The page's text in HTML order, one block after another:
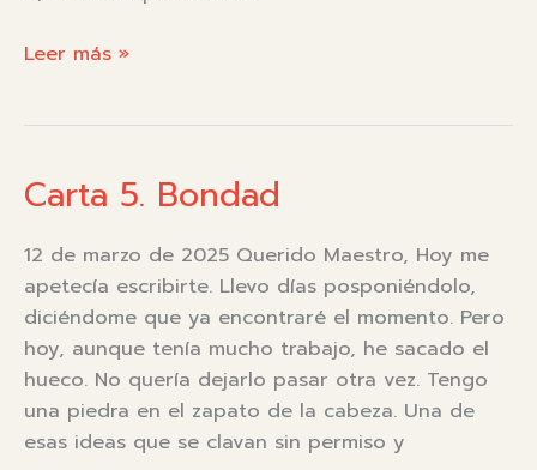
Aprendiendo
fracaso
|
6
Leer más »
Carta 5. Bondad
12 de marzo de 2025 Querido Maestro, Hoy me
apetecía escribirte. Llevo días posponiéndolo,
diciéndome que ya encontraré el momento. Pero
hoy, aunque tenía mucho trabajo, he sacado el
hueco. No quería dejarlo pasar otra vez. Tengo
una piedra en el zapato de la cabeza. Una de
esas ideas que se clavan sin permiso y